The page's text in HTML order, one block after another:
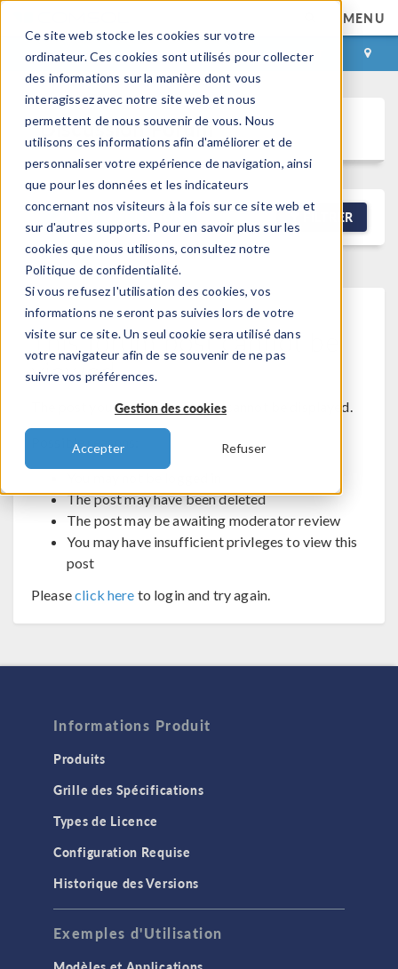
Ce site web stocke les cookies sur votre
ordinateur. Ces cookies sont utilisés pour collecter
des informations sur la manière dont vous
interagissez avec notre site web et nous
permettent de nous souvenir de vous. Nous
utilisons ces informations afin d'améliorer et de
personnaliser votre expérience de navigation, ainsi
que pour les données et les indicateurs
concernant nos visiteurs à la fois sur ce site web et
sur d'autres supports. Pour en savoir plus sur les
cookies que nous utilisons, consultez notre
Politique de confidentialité.
Si vous refusez l'utilisation des cookies, vos
informations ne seront pas suivies lors de votre
visite sur ce site. Un seul cookie sera utilisé dans
votre navigateur afin de se souvenir de ne pas
suivre vos préférences.
Gestion des cookies
Accepter Refuser
MENU
CONNEXION CONTACT
Discussion Forum
FILTRER
This forum post cannot be
viewed
The post you are trying to view cannot be displayed.
Possible reasons:
The post may have been deleted
The post may be awaiting moderator review
You may have insufficient privleges to view this
post
Pleaseclick here to login and try again.
Informations Produit
Produits
Grille des Spécifications
Types de Licence
Configuration Requise
Historique des Versions
Exemples d'Utilisation